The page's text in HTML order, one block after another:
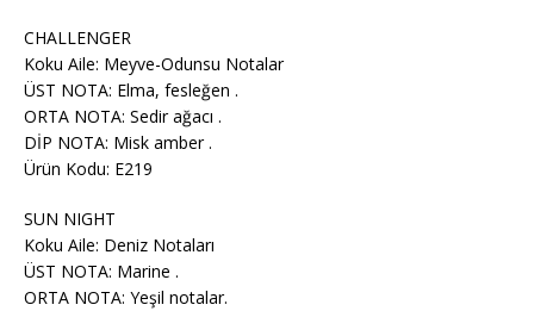
CHALLENGER
Koku Aile: Meyve-Odunsu Notalar
ÜST NOTA: Elma, fesleğen .
ORTA NOTA: Sedir ağacı .
DİP NOTA: Misk amber .
Ürün Kodu: E219
SUN NIGHT
Koku Aile: Deniz Notaları
ÜST NOTA: Marine .
ORTA NOTA: Yeşil notalar.